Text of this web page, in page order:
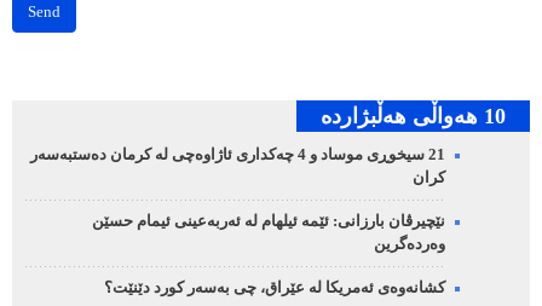
Send
10 هه‌واڵی هه‌ڵبژارده‌
21 سیخوڕی موساد و 4 چەکداری ئاژاوەچی لە کرمان دەستبەسەر
کران
نێچیرڤان بارزانی: ئێمە ئیلهام لە ئەربەعینی ئیمام حسێن
وەردەگرین
کشانەوەی ئەمریکا لە عێراق، چی بەسەر کورد دێنێت؟